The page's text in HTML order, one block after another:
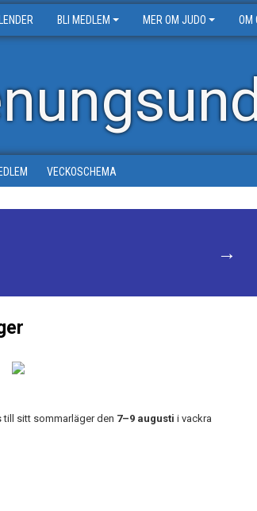
BLI MEDLEM MER OM JUDO OM
VECKOSCHEMA
→
sitt sommarläger den 7–9 augusti i vackra